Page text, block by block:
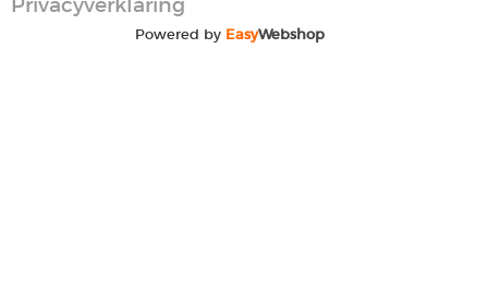
Privacyverklaring
Powered by EasyWebshop